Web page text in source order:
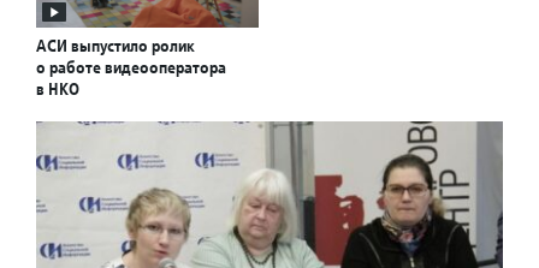
АСИ выпустило ролик
о работе видеооператора
в НКО